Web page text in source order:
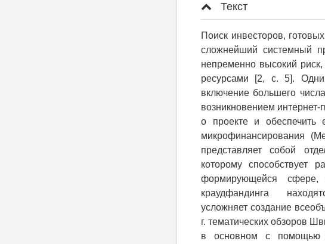
Текст
Поиск инвесторов,
сложнейший системный
непременно высокий
ресурсами [2, с. 5].
включение большего
возникновением
о проекте и обеспечить
микрофинансирования
представляет собой
которому
формирующейся
краудфандинга
усложняет создание
г. тематических обзоров
в основном с помощью